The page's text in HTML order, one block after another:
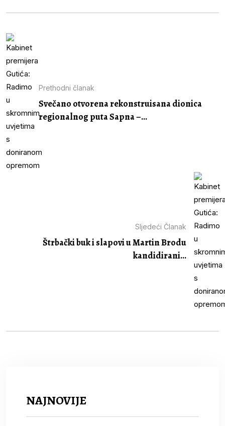
Prethodni članak
Svečano otvorena rekonstruisana dionica
regionalnog puta Sapna –...
Sljedeći Članak
Štrbački buk i slapovi u Martin Brodu
kandidirani...
NAJNOVIJE